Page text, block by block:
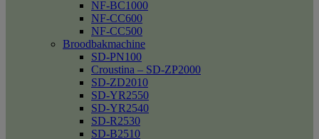
NF-BC1000
NF-CC600
NF-CC500
Broodbakmachine
SD-PN100
Croustina – SD-ZP2000
SD-ZD2010
SD-YR2550
SD-YR2540
SD-R2530
SD-B2510